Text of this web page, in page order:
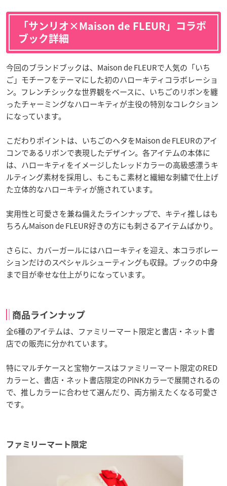
「サンリオ×Maison de FLEUR」コラボ
ブック詳細
今回のブランドブックは、Maison de FLEURで人気の「いち
ご」モチーフをテーマにした初のハローキティコラボレーショ
ン。フレンチシックな世界観をベースに、いちごのリボンを纏
ったチャーミングなハローキティが主役の特別なコレクション
になっています。
こだわりポイントは、いちごのヘタをMaison de FLEURのアイ
コンであるリボンで表現したデザイン。各アイテムの本体に
は、ハローキティをイメージしたレッドカラーの高級感漂うキ
ルティング素材を採用し、もこもこ素材と繊細な刺繍で仕上げ
た立体的なハローキティが施されています。
実用性と可愛さを兼ね備えたラインナップで、キティ推しはも
ちろんMaison de FLEUR好きの方にも刺さるアイテムばかり。
さらに、カバーガールにはハローキティを迎え、本コラボレー
ションだけのスペシャルシューティングも収録。ブックの中身
まで目が幸せな仕上がりになっています。
商品ラインナップ
全6種のアイテムは、ファミリーマート限定と書店・ネット書
店での販売に分かれています。
特にマルチケースと宝物ケースはファミリーマート限定のRED
カラーと、書店・ネット書店限定のPINKカラーで展開されるの
で、推しカラーに合わせて選んだり、両方揃えたくなる可愛さ
です。
ファミリーマート限定